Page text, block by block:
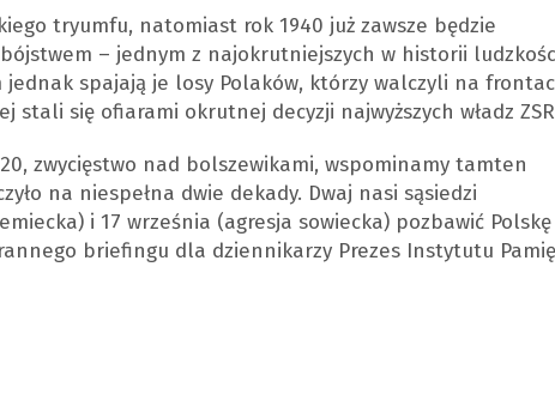
tryumfu, natomiast rok 1940 już zawsze będzie
– ­jednym z najokrutniejszych w historii
jednak spajają je losy Polaków, którzy walczyli na
się ofiarami okrutnej decyzji najwyższych władz
zwycięstwo nad bolszewikami, wspominamy tamten
na niespełna dwie dekady. Dwaj nasi sąsiedzi
i 17 września (agresja sowiecka) pozbawić Polskę
briefingu dla dziennikarzy Prezes Instytutu